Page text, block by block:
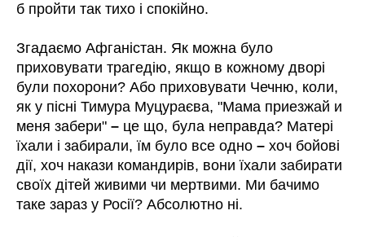
б пройти так тихо і спокійно.
Згадаємо Афганістан. Як можна було
приховувати трагедію, якщо в кожному дворі
були похорони? Або приховувати Чечню, коли,
як у пісні Тимура Муцураєва, "Мама приезжай и
меня забери"– це що, була неправда? Матері
їхали і забирали, їм було все одно– хоч бойові
дії, хоч накази командирів, вони їхали забирати
своїх дітей живими чи мертвими. Ми бачимо
таке зараз у Росії? Абсолютно ні.